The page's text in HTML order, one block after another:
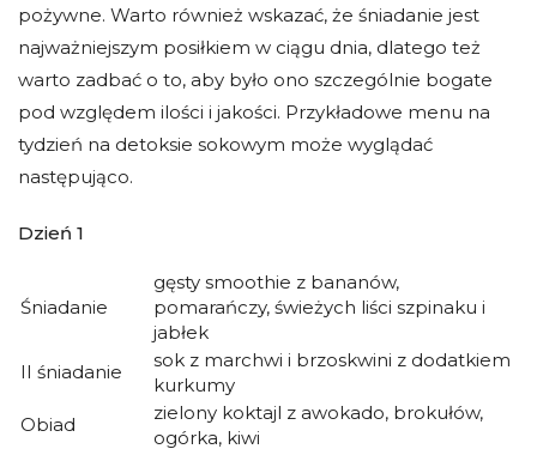
pożywne. Warto również wskazać, że śniadanie jest
najważniejszym posiłkiem w ciągu dnia, dlatego też
warto zadbać o to, aby było ono szczególnie bogate
pod względem ilości i jakości. Przykładowe menu na
tydzień na detoksie sokowym może wyglądać
następująco.
Dzień 1
Śniadanie
gęsty smoothie z bananów,
pomarańczy, świeżych liści szpinaku i
jabłek
II śniadanie
sok z marchwi i brzoskwini z dodatkiem
kurkumy
Obiad
zielony koktajl z awokado, brokułów,
ogórka, kiwi